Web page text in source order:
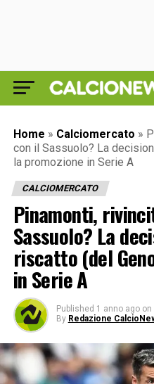
Home » Calciomercato »
con il Sassuolo? La
la promozione in Serie A
CALCIOMERCATO
Pinamonti,
Sassuolo? La
riscatto (del
in Serie A
Published 1 anno ago on
By Redazione